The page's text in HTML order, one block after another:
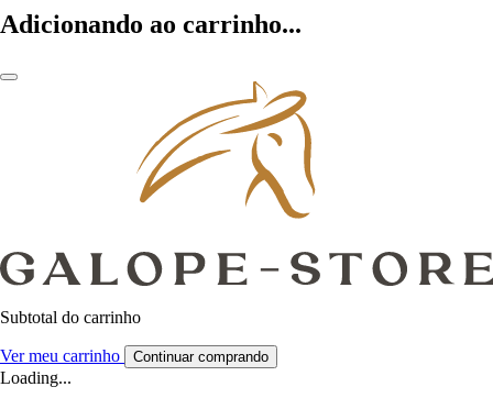
Adicionando ao carrinho...
Subtotal do carrinho
Ver meu carrinho Continuar comprando
Loading...